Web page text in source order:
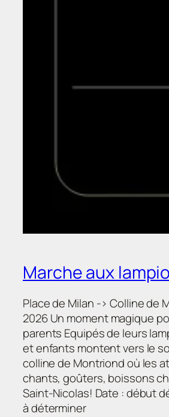
Marche aux
Place de Milan -> Colline de
2026 Un moment magique
parents Equipés de leurs
et enfants montent vers le
colline de Montriond où les
chants, goûters, boissons
Saint-Nicolas! Date : début
à déterminer